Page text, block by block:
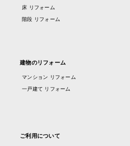
床 リフォーム
階段 リフォーム
建物のリフォーム
マンション リフォーム
一戸建て リフォーム
ご利用について